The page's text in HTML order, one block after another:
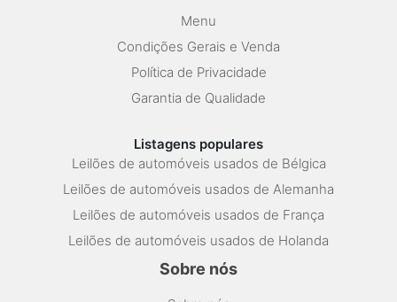
Menu
Condições Gerais e Venda
Política de Privacidade
Garantia de Qualidade
Listagens populares
Leilões de automóveis usados de Bélgica
Leilões de automóveis usados de Alemanha
Leilões de automóveis usados de França
Leilões de automóveis usados de Holanda
Sobre nós